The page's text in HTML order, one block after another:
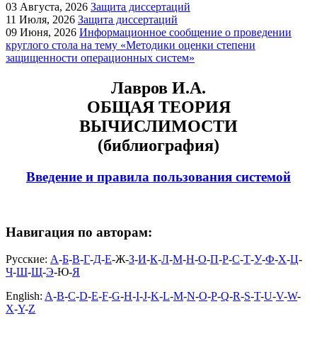
03 Августа, 2026 Защита диссертаций
11 Июля, 2026 Защита диссертаций
09 Июня, 2026 Информационное сообщение о проведении
круглого стола на тему «Методики оценки степени
защищенности операционных систем»
Лавров И.А.
ОБЩАЯ ТЕОРИЯ
ВЫЧИСЛИМОСТИ
(библиография)
Введение и правила пользования системой
Навигация по авторам:
Русские: А-Б-В-Г-Д-Е-Ж-З-И-К-Л-М-Н-О-П-Р-С-Т-У-Ф-Х-Ц-
Ч-Ш-Щ-Э-Ю-Я
English: A-B-C-D-E-F-G-H-I-J-K-L-M-N-O-P-Q-R-S-T-U-V-W-
X-Y-Z